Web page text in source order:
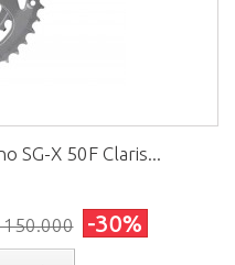
SG-X 50F Claris...
150.000 -30%